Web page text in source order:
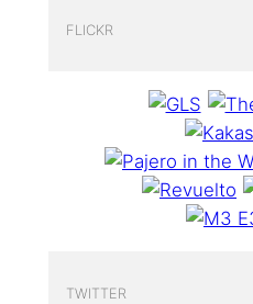
FLICKR
TWITTER